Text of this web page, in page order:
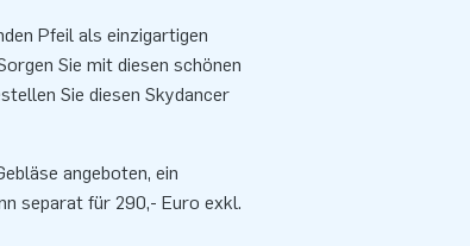
Pfeil als einzigartigen
Sie mit diesen schönen
Sie diesen Skydancer
angeboten, ein
separat für 290,- Euro exkl.